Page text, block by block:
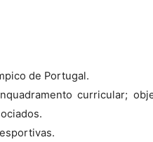
de Portugal.
curricular;